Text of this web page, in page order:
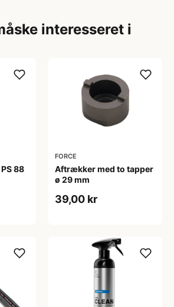
interesseret i
88
FORCE
Aftrækker med to tapper
ø 29 mm
39,00 kr